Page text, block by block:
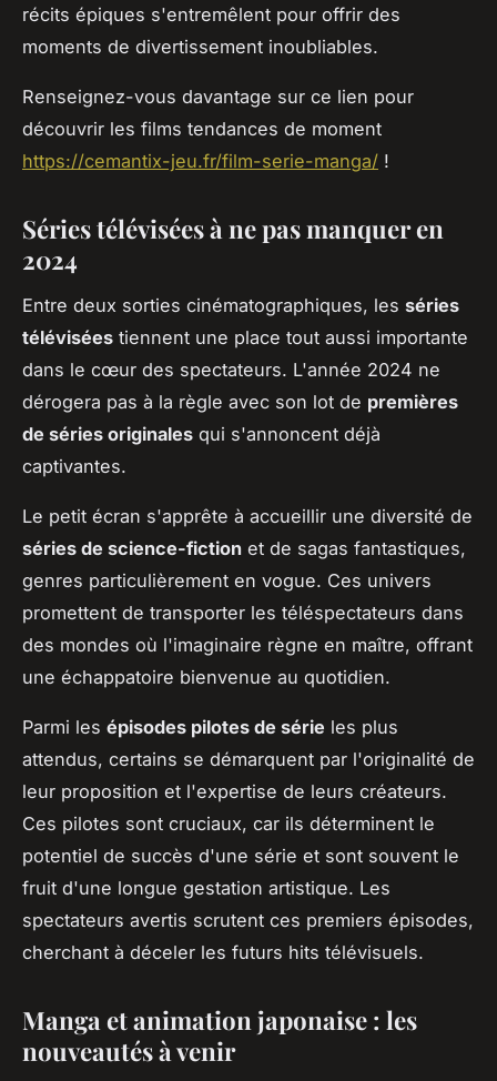
récits épiques s'entremêlent pour offrir des
moments de divertissement inoubliables.
Renseignez-vous davantage sur ce lien pour
découvrir les films tendances de moment
https://cemantix-jeu.fr/film-serie-manga/ !
Séries télévisées à ne pas manquer en
2024
Entre deux sorties cinématographiques, les séries
télévisées tiennent une place tout aussi importante
dans le cœur des spectateurs. L'année 2024 ne
dérogera pas à la règle avec son lot de premières
de séries originales qui s'annoncent déjà
captivantes.
Le petit écran s'apprête à accueillir une diversité de
séries de science-fiction et de sagas fantastiques,
genres particulièrement en vogue. Ces univers
promettent de transporter les téléspectateurs dans
des mondes où l'imaginaire règne en maître, offrant
une échappatoire bienvenue au quotidien.
Parmi les épisodes pilotes de série les plus
attendus, certains se démarquent par l'originalité de
leur proposition et l'expertise de leurs créateurs.
Ces pilotes sont cruciaux, car ils déterminent le
potentiel de succès d'une série et sont souvent le
fruit d'une longue gestation artistique. Les
spectateurs avertis scrutent ces premiers épisodes,
cherchant à déceler les futurs hits télévisuels.
Manga et animation japonaise : les
nouveautés à venir